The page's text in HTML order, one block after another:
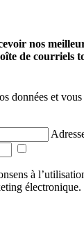
nos
de courriels
données et
à
électronique.